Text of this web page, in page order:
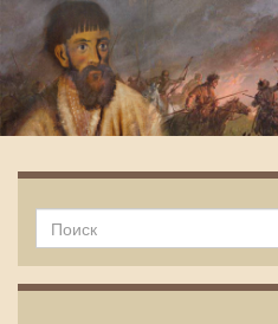
Емельян Пугачев